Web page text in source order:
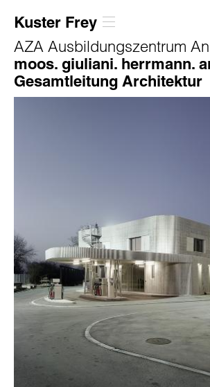
Kuster Frey
AZA Ausbildungszentrum
moos. giuliani. herrmann.
Gesamtleitung Architektur